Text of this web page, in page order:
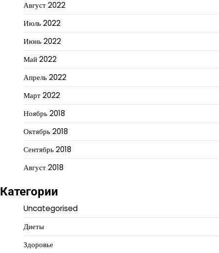
Август 2022
Июль 2022
Июнь 2022
Май 2022
Апрель 2022
Март 2022
Ноябрь 2018
Октябрь 2018
Сентябрь 2018
Август 2018
Категории
Uncategorised
Диеты
Здоровье